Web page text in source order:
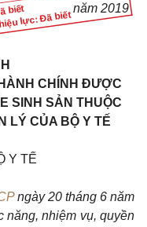
biếtlực: Đã biết
năm 2019
CHÍNH ĐƯỢC
SINH SẢN THUỘC
LÝ CỦA BỘ Y TẾ
Y TẾ
ngày 20 tháng 6 năm
năng, nhiệm vụ, quyền